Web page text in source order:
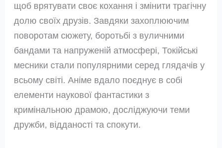
щоб врятувати своє кохання і змінити трагічну
долю своїх друзів. Завдяки захоплюючим
поворотам сюжету, боротьбі з вуличними
бандами та напруженій атмосфері, Токійські
месники стали популярними серед глядачів у
всьому світі. Аніме вдало поєднує в собі
елементи наукової фантастики з
кримінальною драмою, досліджуючи теми
дружби, відданості та спокути.